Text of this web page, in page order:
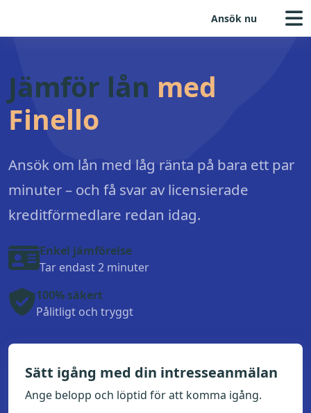
Ansök nu
Jämför lån med
Finello
Ansök om lån med låg ränta på bara ett par
minuter – och få svar av licensierade
kreditförmedlare redan idag.
Enkel jämförelse
Tar endast 2 minuter
100% säkert
Pålitligt och tryggt
Sätt igång med din intresseanmälan
Ange belopp och löptid för att komma igång.